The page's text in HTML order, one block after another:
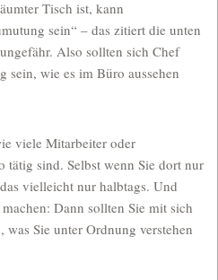
Tisch ist, kann
sein“ – das zitiert die unten
Also sollten sich Chef
wie es im Büro aussehen
viele Mitarbeiter oder
sind. Selbst wenn Sie dort nur
vielleicht nur halbtags. Und
Dann sollten Sie mit sich
Sie unter Ordnung verstehen